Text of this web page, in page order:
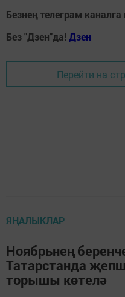
Безнең телеграм
Без "Дзен"да! Дзен
Перейти на
ЯҢАЛЫКЛАР
Ноябрьнең
Татарстанда
торышы көтелә